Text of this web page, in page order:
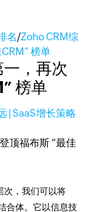
名/Zoho CRM综
榜单
，再次
榜单
| SaaS增长策略
次，我们可以将
合体。它以信息技